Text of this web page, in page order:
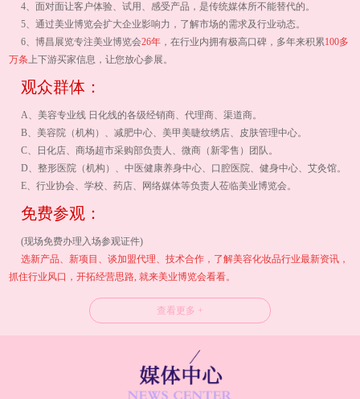
4、面对面让客户体验、试用、感受产品，是传统媒体所不能替代的。
5、通过美业博览会扩大企业影响力，了解市场的需求及行业动态。
6、博昌展览专注美业博览会26年 ，在行业内拥有极高口碑，多年来积累100多
万条 上下游买家信息，让您放心参展。
观众群体：
A、美容专业线 日化线的各级经销商、代理商、渠道商。
B、美容院（机构）、减肥中心、美甲美睫纹绣店、皮肤管理中心。
C、日化店、商场超市采购部负责人、微商（新零售）团队。
D、整形医院（机构）、中医健康养身中心、口腔医院、健身中心、艾灸馆。
E、行业协会、学校、药店、网络媒体等负责人莅临美业博览会。
免费参观：
(现场免费办理入场参观证件)
选新产品、新项目、谈加盟代理、技术合作，了解美容化妆品行业最新资讯，
抓住行业风口，开拓经营思路, 就来美业博览会看看。
查看更多 +